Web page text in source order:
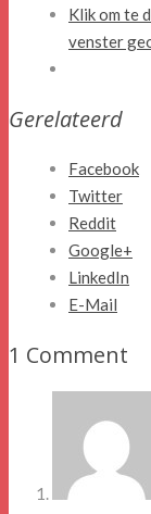
Klik om te
venster
Gerelateerd
Facebook
Twitter
Reddit
Google+
LinkedIn
E-Mail
1 Comment